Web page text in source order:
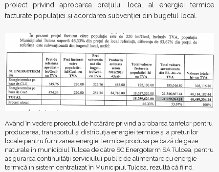
proiect privindaprobarea preţului local al energiei termice
facturate populației și acordarea subvenției din bugetul local.
Având în vedere proiectul de hotărâre privind aprobarea tarifelor pentru
producerea, transportul și distribuția energiei termice și a prețurilor
locale pentru furnizarea energiei termice produsă pe bază de gaze
naturale în municipiul Tulcea de către SC Energoterm SA Tulcea, pentru
asigurarea continuității serviciului public de alimentare cu energie
termică în sistem centralizat în Municipiul Tulcea, rezultă că fiind